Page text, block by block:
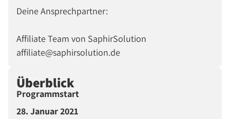
Deine Ansprechpartner:
Affiliate Team von SaphirSolution
affiliate@saphirsolution.de
Überblick
Programmstart
28. Januar 2021